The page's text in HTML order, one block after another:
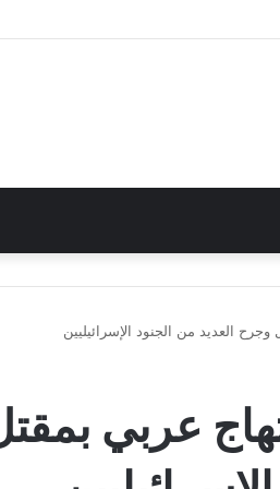
وجرح العديد من الجنود الإسرائيليين
عربي